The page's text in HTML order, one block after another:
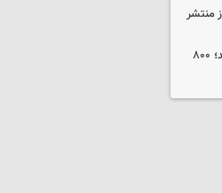
منتشر
جوایز نخستین جشنواره «ریلیمو» اعلام شد؛ ۸۰۰